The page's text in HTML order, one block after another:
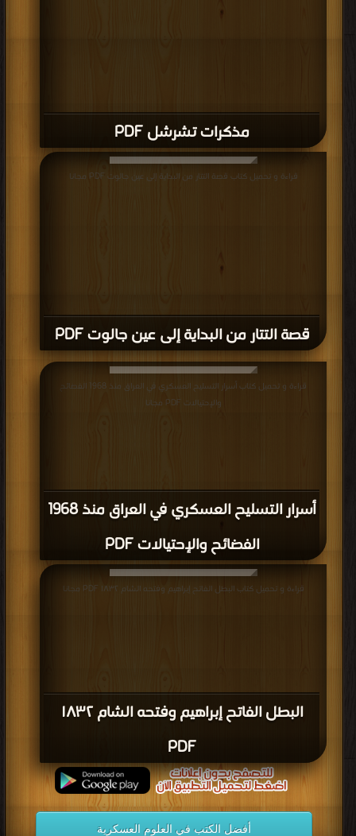
مذكرات تشرشل PDF
قصة التتار من البداية إلى عين جالوت PDF
قراءة و تحميل كتاب قصة التتار من البداية إلى عين جالوت PDF مجانا
أسرار التسليح العسكري في العراق منذ 1968
الفضائح والإحتيالات PDF
قراءة و تحميل كتاب أسرار التسليح العسكري في العراق منذ 1968 الفضائح
والإحتيالات PDF مجانا
البطل الفاتح إبراهيم وفتحه الشام ١٨٣٢
PDF
قراءة و تحميل كتاب البطل الفاتح إبراهيم وفتحه الشام ١٨٣٢ PDF مجانا
أفضل الكتب في العلوم العسكرية